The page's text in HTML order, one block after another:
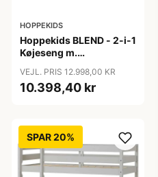
HOPPEKIDS
Hoppekids BLEND - 2-i-1
Køjeseng m.
cm - Egetræ
VEJL. PRIS 12.998,00 KR
10.398,40 kr
SPAR 20%